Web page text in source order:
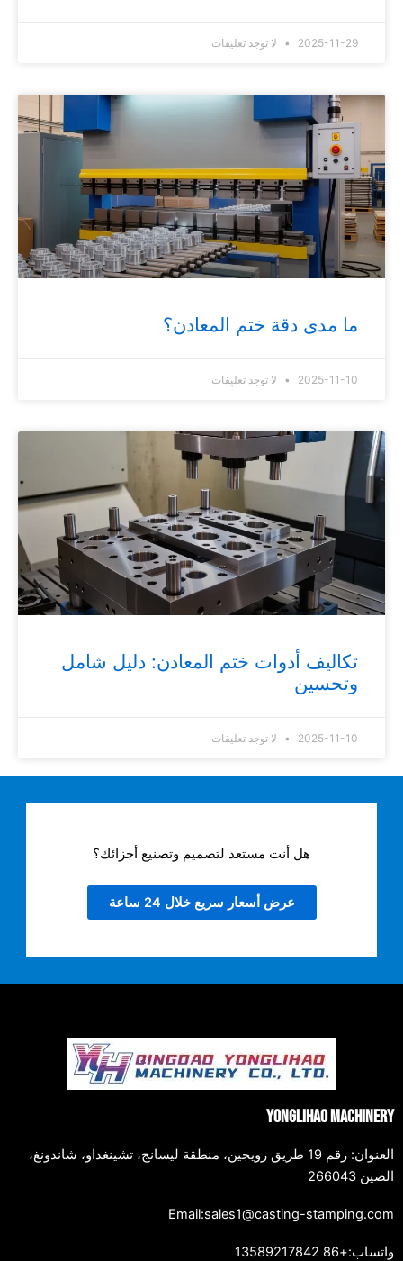
2025-11-29 لا توجد تعليقات
ما مدى دقة ختم المعادن؟
2025-11-10 لا توجد تعليقات
تكاليف أدوات ختم المعادن: دليل شامل
وتحسين
2025-11-10 لا توجد تعليقات
هل أنت مستعد لتصميم وتصنيع أجزائك؟
عرض أسعار سريع خلال 24 ساعة
Yonglihao Machinery
العنوان: رقم 19 طريق رويجين، منطقة ليسانج، تشينغداو، شاندونغ،
الصين 266043
Email:sales1@casting-stamping.com
واتساب:+86 13589217842